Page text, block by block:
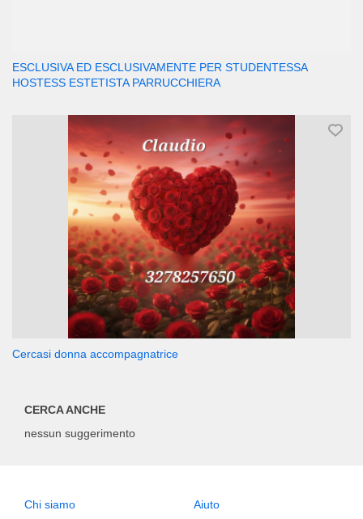
ESCLUSIVA ED ESCLUSIVAMENTE PER STUDENTESSA
HOSTESS ESTETISTA PARRUCCHIERA
Cercasi donna accompagnatrice
CERCA ANCHE
nessun suggerimento
Chi siamo Aiuto